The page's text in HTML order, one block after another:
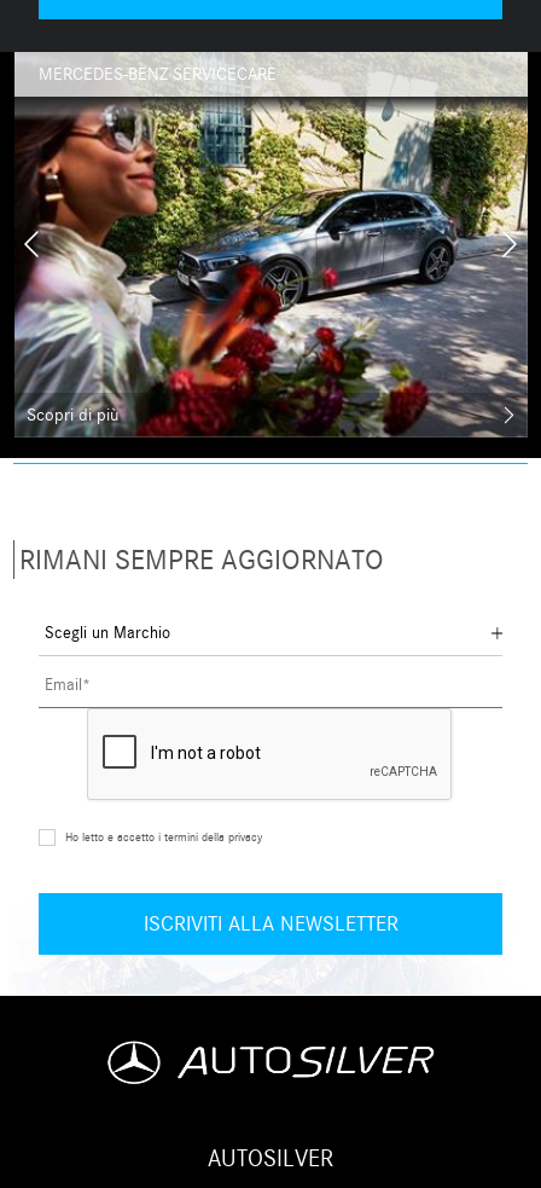
MERCEDES-BENZ SERVICECARE
Scopri di più
RIMANI SEMPRE AGGIORNATO
Ho letto e accetto i termini della privacy
AUTOSILVER